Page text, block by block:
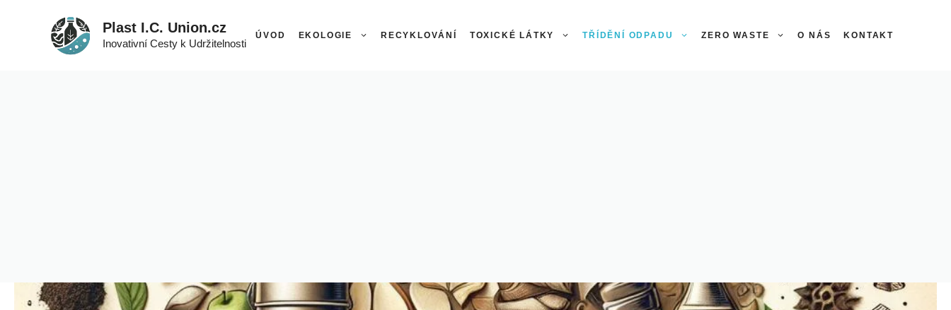
Plast I.C. Union.cz
Inovativní Cesty k Udržitelnosti
ÚVOD EKOLOGIE RECYKLOVÁNÍ TOXICKÉ LÁTKY TŘÍDĚNÍ ODPADU ZERO WASTE O NÁS KONTAKT